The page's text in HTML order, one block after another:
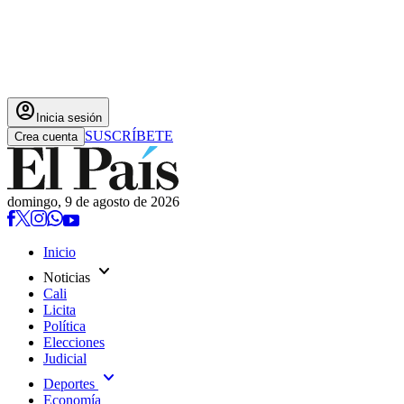
account_circle Inicia sesión
Crea cuenta SUSCRÍBETE
domingo, 9 de agosto de 2026
Inicio
Noticias expand_more
Cali
Licita
Política
Elecciones
Judicial
Deportes expand_more
Economía